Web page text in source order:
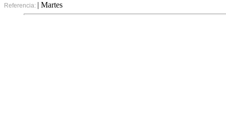
Referencia: | Martes